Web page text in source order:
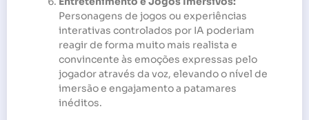
Personagens de jogos ou experiências
interativas controlados por IA poderiam
reagir de forma muito mais realista e
convincente às emoções expressas pelo
jogador através da voz, elevando o nível de
imersão e engajamento a patamares
inéditos.